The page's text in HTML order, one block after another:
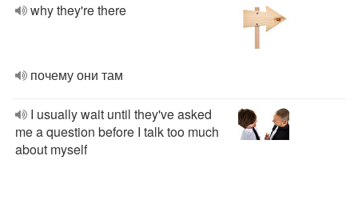
why they're there
почему они там
I usually wait until they've asked
me a question before I talk too much
about myself